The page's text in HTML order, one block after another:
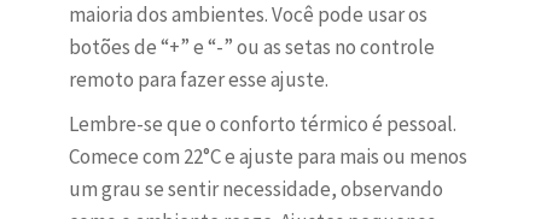
maioria dos ambientes. Você pode usar os
botões de “+” e “-” ou as setas no controle
remoto para fazer esse ajuste.
Lembre-se que o conforto térmico é pessoal.
Comece com 22°C e ajuste para mais ou menos
um grau se sentir necessidade, observando